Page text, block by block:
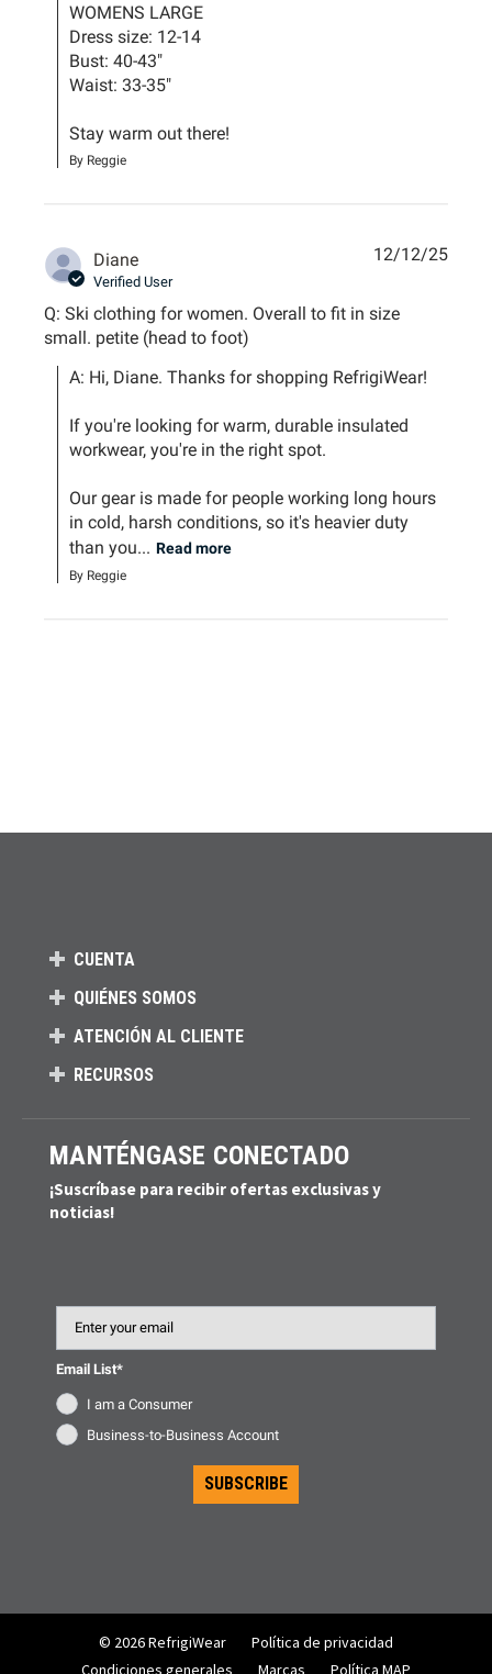
WOMENS LARGE
Dress size: 12-14
Bust: 40-43"
Waist: 33-35"
Stay warm out there!
By Reggie
Diane
Verified User
Q: Ski clothing for women. Overall to fit in size
small. petite (head to foot)
A: Hi, Diane. Thanks for shopping RefrigiWear!
If you're looking for warm, durable insulated
workwear, you're in the right spot.
Our gear is made for people working long hours
in cold, harsh conditions, so it's heavier duty
than you... Read more
By Reggie
12/12/25
CUENTA
QUIÉNES SOMOS
ATENCIÓN AL CLIENTE
RECURSOS
MANTÉNGASE CONECTADO
¡Suscríbase para recibir ofertas exclusivas y
noticias!
Email
Email List*
I am a Consumer
Business-to-Business Account
SUBSCRIBE
© 2026 RefrigiWear
Política de privacidad
Condiciones generales
Marcas Política MAP